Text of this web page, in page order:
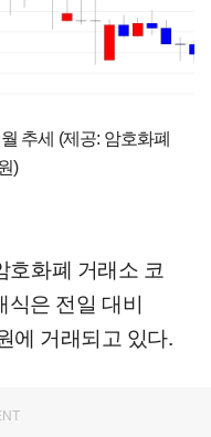
추세 (제공: 암호화폐
)
호화폐 거래소 코
식은 전일 대비
에 거래되고 있다.